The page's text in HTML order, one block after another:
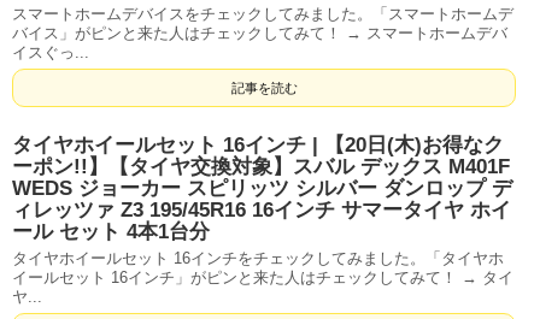
スマートホームデバイスをチェックしてみました。「スマートホームデ
バイス」がピンと来た人はチェックしてみて！ → スマートホームデバ
イスぐっ...
記事を読む
タイヤホイールセット 16インチ | 【20日(木)お得なク
ーポン!!】【タイヤ交換対象】スバル デックス M401F
WEDS ジョーカー スピリッツ シルバー ダンロップ デ
ィレッツァ Z3 195/45R16 16インチ サマータイヤ ホイ
ール セット 4本1台分
タイヤホイールセット 16インチをチェックしてみました。「タイヤホ
イールセット 16インチ」がピンと来た人はチェックしてみて！ → タイ
ヤ...